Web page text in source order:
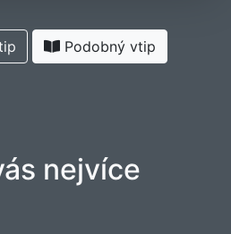
Podobný vtip
nejvíce